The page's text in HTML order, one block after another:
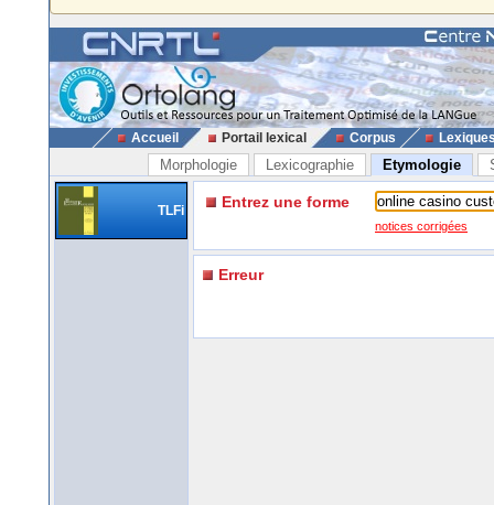
Accueil Portail lexical Corpus
Morphologie Lexicographie Etymologie
TLFi Entrez une forme
notices corrigées
Erreur